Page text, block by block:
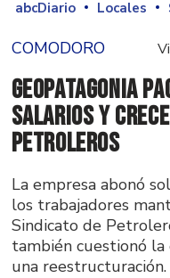
abcDiario Locales
COMODORO
GeoPatagonia
salarios y
Petroleros
La empresa abonó
los trabajadores
Sindicato de
también cuestionó
una reestructuración.